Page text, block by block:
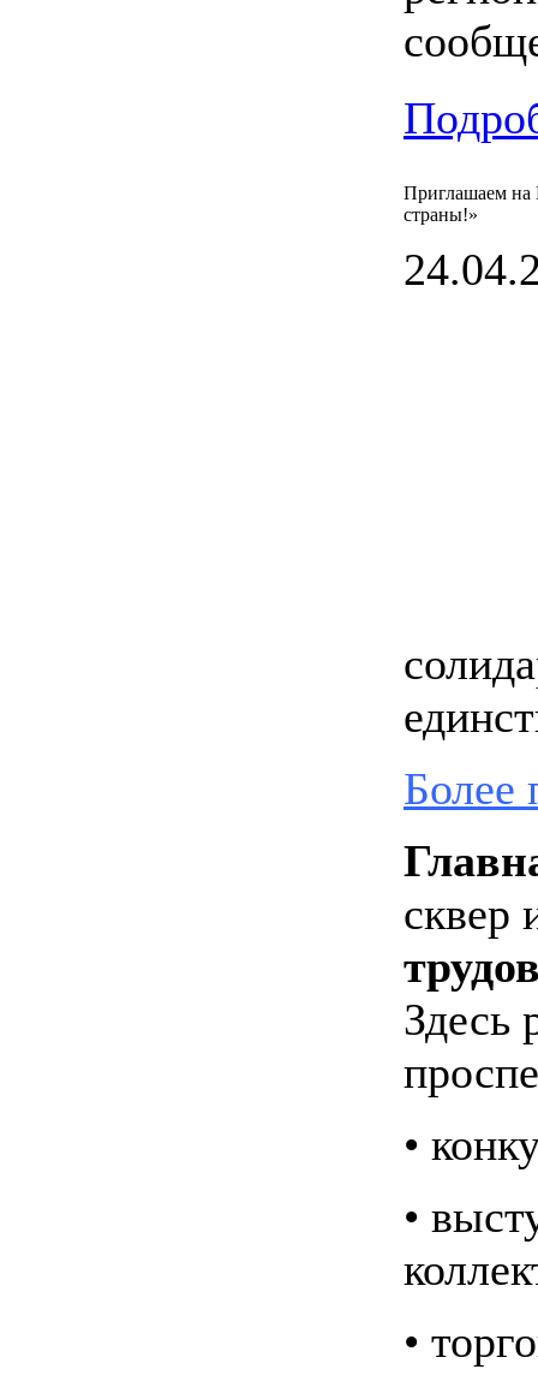
Приглашаем на
страны!»
Более
сквер
Здесь
•
•
•